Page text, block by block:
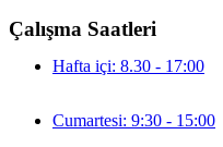
Çalışma Saatleri
Hafta içi: 8.30 - 17:00
Cumartesi: 9:30 - 15:00